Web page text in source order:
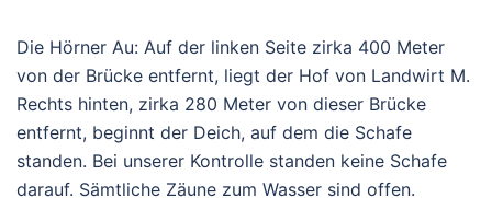
Die Hörner Au: Auf der linken Seite zirka 400 Meter
von der Brücke entfernt, liegt der Hof von Landwirt M.
Rechts hinten, zirka 280 Meter von dieser Brücke
entfernt, beginnt der Deich, auf dem die Schafe
standen. Bei unserer Kontrolle standen keine Schafe
darauf. Sämtliche Zäune zum Wasser sind offen.